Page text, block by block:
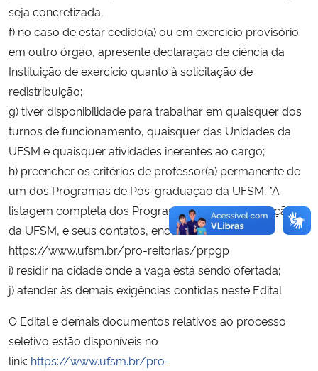
seja concretizada;
f) no caso de estar cedido(a) ou em exercício provisório
em outro órgão, apresente declaração de ciência da
Instituição de exercício quanto à solicitação de
redistribuição;
g) tiver disponibilidade para trabalhar em quaisquer dos
turnos de funcionamento, quaisquer das Unidades da
UFSM e quaisquer atividades inerentes ao cargo;
h) preencher os critérios de professor(a) permanente de
um dos Programas de Pós-graduação da UFSM; *A
listagem completa dos Programas de Pós-Graduação
da UFSM, e seus contatos, encontra-se em
https://www.ufsm.br/pro-reitorias/prpgp
i) residir na cidade onde a vaga está sendo ofertada;
j) atender às demais exigências contidas neste Edital.
O Edital e demais documentos relativos ao processo
seletivo estão disponíveis no
link: https://www.ufsm.br/pro-